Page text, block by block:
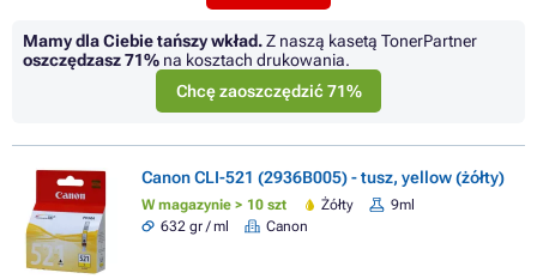
Mamy dla Ciebie tańszy wkład.Z naszą kasetą TonerPartner
oszczędzasz71% na kosztach drukowania.
Chcę zaoszczędzić 71%
Canon CLI-521 (2936B005) - tusz, yellow (żółty)
W magazynie > 10 szt Żółty
9ml
632 gr / ml
Canon